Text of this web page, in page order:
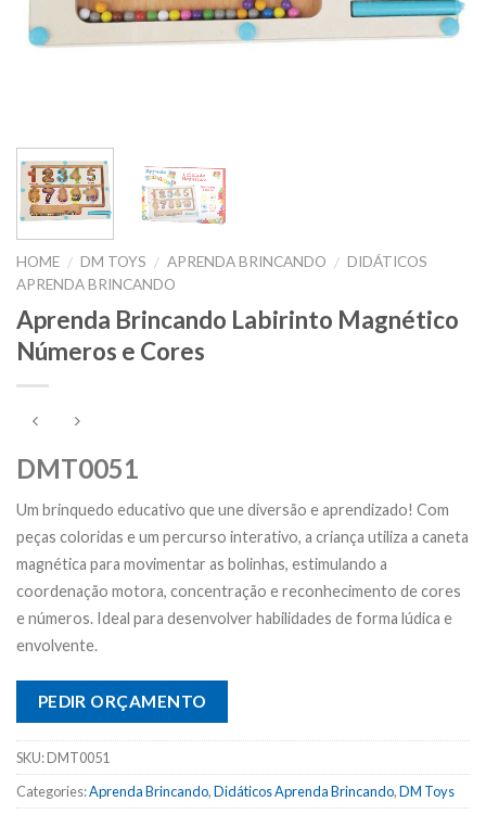
HOME / DM TOYS / APRENDA BRINCANDO / DIDÁTICOS
APRENDA BRINCANDO
Aprenda Brincando Labirinto Magnético
Números e Cores
DMT0051
Um brinquedo educativo que une diversão e aprendizado! Com
peças coloridas e um percurso interativo, a criança utiliza a caneta
magnética para movimentar as bolinhas, estimulando a
coordenação motora, concentração e reconhecimento de cores
e números. Ideal para desenvolver habilidades de forma lúdica e
envolvente.
PEDIR ORÇAMENTO
SKU:DMT0051
Categories:Aprenda Brincando,Didáticos Aprenda Brincando,DM Toys